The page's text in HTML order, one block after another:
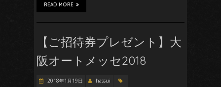
READ MORE
【ご招待券プレゼント】大
阪オートメッセ2018
2018年1月19日
hassui